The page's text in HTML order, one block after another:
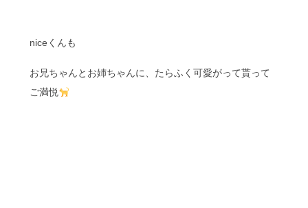
niceくんも
お兄ちゃんとお姉ちゃんに、たらふく可愛がって貰って
ご満悦